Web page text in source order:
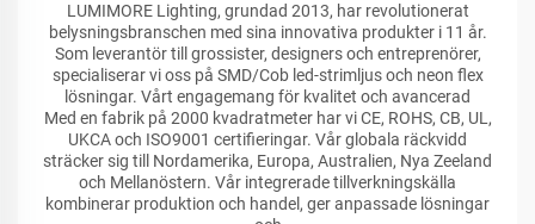
LUMIMORE Lighting, grundad 2013, har revolutionerat
belysningsbranschen med sina innovativa produkter i 11 år.
Som leverantör till grossister, designers och entreprenörer,
specialiserar vi oss på SMD/Cob led-strimljus och neon flex
lösningar. Vårt engagemang för kvalitet och avancerad
Med en fabrik på 2000 kvadratmeter har vi CE, ROHS, CB, UL,
UKCA och ISO9001 certifieringar. Vår globala räckvidd
sträcker sig till Nordamerika, Europa, Australien, Nya Zeeland
och Mellanöstern. Vår integrerade tillverkningskälla
kombinerar produktion och handel, ger anpassade lösningar